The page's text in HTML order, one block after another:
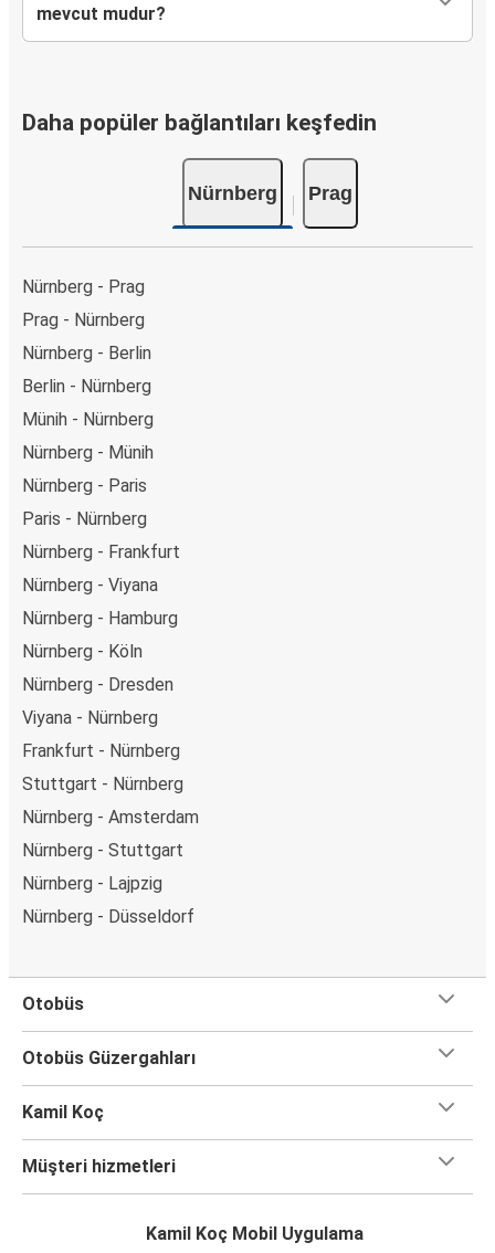
mevcut mudur?
Daha popüler bağlantıları keşfedin
Nürnberg Prag
Nürnberg - Prag
Prag - Nürnberg
Nürnberg - Berlin
Berlin - Nürnberg
Münih - Nürnberg
Nürnberg - Münih
Nürnberg - Paris
Paris - Nürnberg
Nürnberg - Frankfurt
Nürnberg - Viyana
Nürnberg - Hamburg
Nürnberg - Köln
Nürnberg - Dresden
Viyana - Nürnberg
Frankfurt - Nürnberg
Stuttgart - Nürnberg
Nürnberg - Amsterdam
Nürnberg - Stuttgart
Nürnberg - Lajpzig
Nürnberg - Düsseldorf
Otobüs
Otobüs Güzergahları
Kamil Koç
Müşteri hizmetleri
Kamil Koç Mobil Uygulama